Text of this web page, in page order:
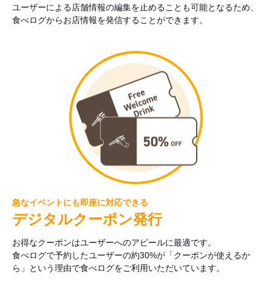
ユーザーによる店舗情報の編集を止めることも可能となるため、
食べログからお店情報を発信することができます。
急なイベントにも即座に対応できる
デジタルクーポン発行
お得なクーポンはユーザーへのアピールに最適です。
食べログで予約したユーザーの約30%が「クーポンが使えるか
ら」という理由で食べログをご利用いただいています。